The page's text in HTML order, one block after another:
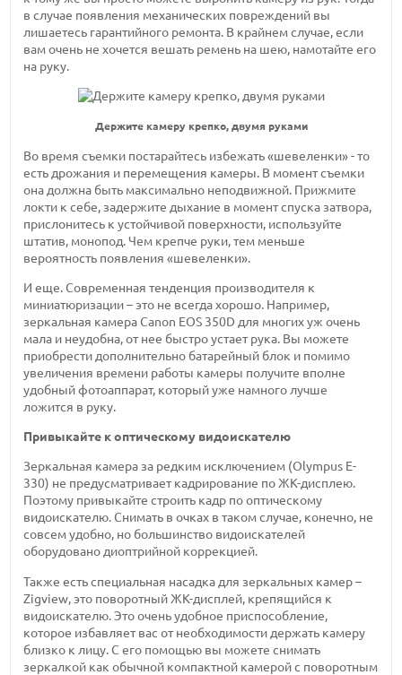
в случае появления механических повреждений вы
лишаетесь гарантийного ремонта. В крайнем случае, если
вам очень не хочется вешать ремень на шею, намотайте его
на руку.
Держите камеру крепко, двумя руками
Во время съемки постарайтесь избежать «шевеленки» - то
есть дрожания и перемещения камеры. В момент съемки
она должна быть максимально неподвижной. Прижмите
локти к себе, задержите дыхание в момент спуска затвора,
прислонитесь к устойчивой поверхности, используйте
штатив, монопод. Чем крепче руки, тем меньше
вероятность появления «шевеленки».
И еще. Современная тенденция производителя к
миниатюризации – это не всегда хорошо. Например,
зеркальная камера Canon EOS 350D для многих уж очень
мала и неудобна, от нее быстро устает рука. Вы можете
приобрести дополнительно батарейный блок и помимо
увеличения времени работы камеры получите вполне
удобный фотоаппарат, который уже намного лучше
ложится в руку.
Привыкайте к оптическому видоискателю
Зеркальная камера за редким исключением (Olympus E-
330) не предусматривает кадрирование по ЖК-дисплею.
Поэтому привыкайте строить кадр по оптическому
видоискателю. Снимать в очках в таком случае, конечно, не
совсем удобно, но большинство видоискателей
оборудовано диоптрийной коррекцией.
Также есть специальная насадка для зеркальных камер –
Zigview, это поворотный ЖК-дисплей, крепящийся к
видоискателю. Это очень удобное приспособление,
которое избавляет вас от необходимости держать камеру
близко к лицу. С его помощью вы можете снимать
зеркалкой как обычной компактной камерой с поворотным